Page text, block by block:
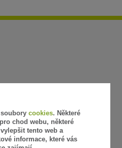
cookies. Některé
chod webu, některé
tento web a
informace, které vás